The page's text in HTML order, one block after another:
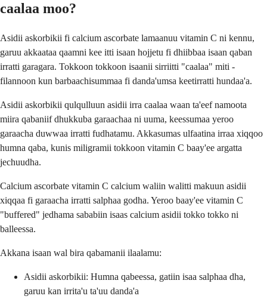
caalaa moo?
Asidii askorbikii fi calcium ascorbate lamaanuu vitamin C ni kennu,
garuu akkaataa qaamni kee itti isaan hojjetu fi dhiibbaa isaan qaban
irratti garagara. Tokkoon tokkoon isaanii sirriitti "caalaa" miti -
filannoon kun barbaachisummaa fi danda'umsa keetirratti hundaa'a.
Asidii askorbikii qulqulluun asidii irra caalaa waan ta'eef namoota
miira qabaniif dhukkuba garaachaa ni uuma, keessumaa yeroo
garaacha duwwaa irratti fudhatamu. Akkasumas ulfaatina irraa xiqqoo
humna qaba, kunis miligramii tokkoon vitamin C baay'ee argatta
jechuudha.
Calcium ascorbate vitamin C calcium waliin walitti makuun asidii
xiqqaa fi garaacha irratti salphaa godha. Yeroo baay'ee vitamin C
"buffered" jedhama sababiin isaas calcium asidii tokko tokko ni
balleessa.
Akkana isaan wal bira qabamanii ilaalamu:
Asidii askorbikii: Humna qabeessa, gatiin isaa salphaa dha,
garuu kan irrita'u ta'uu danda'a